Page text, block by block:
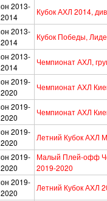
2013-
2014
Кубок АХЛ 2014,
2013-
2014
Кубок Победы,
2013-
2014
Чемпионат АХЛ,
2019-
2020
Чемпионат АХЛ
2019-
2020
Чемпионат АХЛ
2019-
2020
Летний Кубок АХЛ
2019-
2020
Малый Плей-офф
2019-2020
2019-
2020
Летний Кубок АХЛ